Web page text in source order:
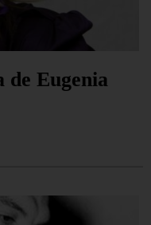
Eugenia